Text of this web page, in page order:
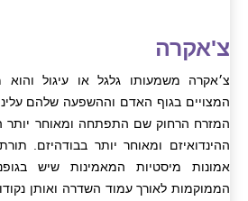
צ'אקרה
צ׳אקרה משמעותו גלגל או עיגול והוא
המצויים בגוף האדם וההשפעה שלהם
המזרח הרחוק שם התפתחה ומאוחר
ההינדואיזם ומאוחר יותר בבודהיזם.
אמונות מיסטיות המאמינות שיש
הממוקמות לאורך עמוד השדרה ואותן